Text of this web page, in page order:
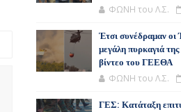
ΦΩΝΗ του Λ.Σ.
Έτσι συνέδραμαν οι
μεγάλη πυρκαγιά
βίντεο του ΓΕΕΘΑ
ΦΩΝΗ του Λ.Σ.
ΓΕΣ: Κατάταξη